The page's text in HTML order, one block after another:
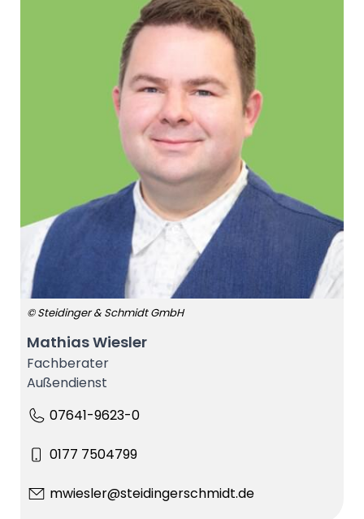
© Steidinger & Schmidt GmbH
Mathias Wiesler
Fachberater
Außendienst
07641-9623-0
0177 7504799
mwiesler@steidingerschmidt.de